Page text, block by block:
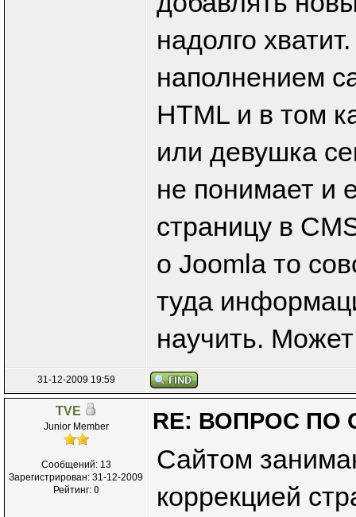
надолго
наполнением
HTML и в том
или девушка
не понимает и
страницу в
о Joomla то
туда
научить.
31-12-2009 19:59
TVE
Junior Member
Сообщений: 13
Зарегистрирован: 31-12-2009
Рейтинг: 0
RE: ВОПРОС ПО
Сайтом
коррекцией